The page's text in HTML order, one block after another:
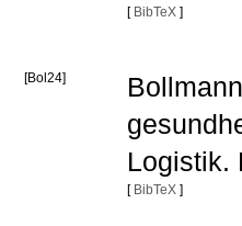
[ BibTeX ]
[Bol24]
Logistik.
[ BibTeX ]